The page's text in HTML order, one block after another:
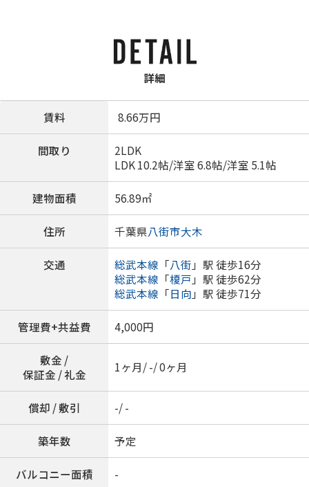
詳細
賃料 8.66万円
間取り
2LDK
LDK 10.2帖/洋室 6.8帖/洋室 5.1帖
建物面積 56.89㎡
住所 千葉県八街市大木
交通 総武本線 「八街 」駅 徒歩16分
総武本線 「榎戸 」駅 徒歩62分
総武本線 「日向 」駅 徒歩71分
管理費+共益費 4,000円
敷金 /
保証金 / 礼金
1ヶ月/ -/ 0ヶ月
償却 / 敷引 -/ -
築年数 予定
バルコニー面積 -